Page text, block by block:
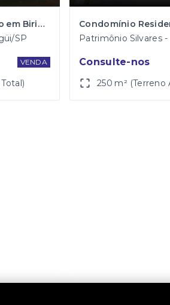
Condomínio San Marino em Birigui
SP
VENDA
Patrimônio Silvares
Consulte-nos
250 m² (Terreno